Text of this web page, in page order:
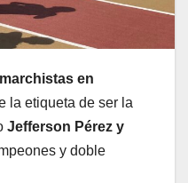
en
la etiqueta de ser la
Jefferson Pérez y
y doble